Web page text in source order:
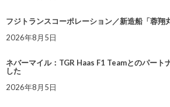
フジトランスコーポレーション／新造船「蓉翔
2026年8月5日
ネバーマイル：TGR Haas F1 Teamとのパート
した
2026年8月5日